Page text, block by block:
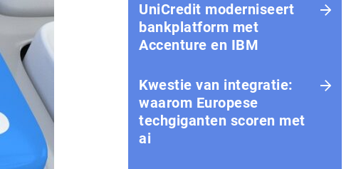
UniCredit moderniseert
bankplatform met
Accenture en IBM
Kwestie van integratie:
waarom Europese
techgiganten scoren met
ai